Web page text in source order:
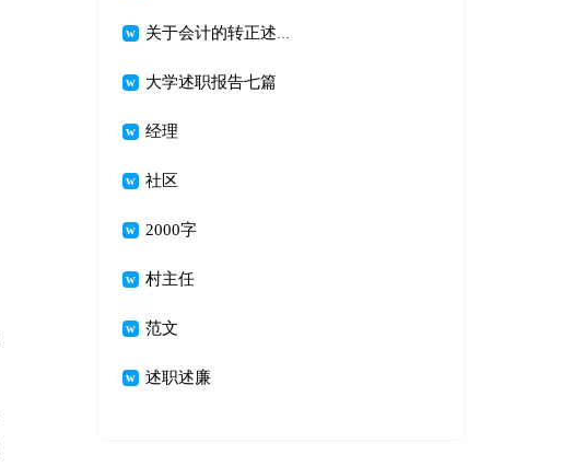
关于会计的转正述职报告范文汇编8篇
大学述职报告七篇
经理
社区
2000字
村主任
范文
述职述廉